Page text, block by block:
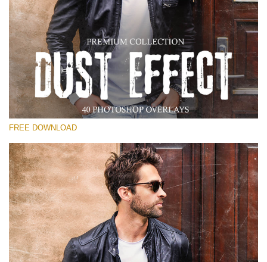
Please select
Free Photoshop Overlay
Small 800*533px
Dust Effect
(40 Overlays)
Entire Collection
(1783 Overlays)
Large 6000*4000px
Free download
FREE DOWNLOAD